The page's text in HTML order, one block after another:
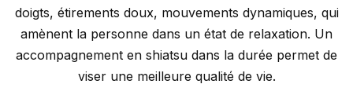
doigts, étirements doux, mouvements dynamiques, qui
amènent la personne dans un état de relaxation. Un
accompagnement en shiatsu dans la durée permet de
viser une meilleure qualité de vie.